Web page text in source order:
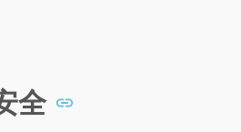
全